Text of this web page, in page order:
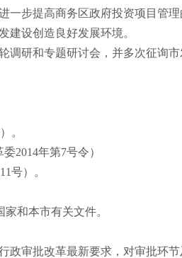
一步提高商务区政府投资项目管
建设创造良好发展环境。
调研和专题研讨会，并多次征询
。
2014年第7号令）
号）。
和本市有关文件。
政审批改革最新要求，对审批环